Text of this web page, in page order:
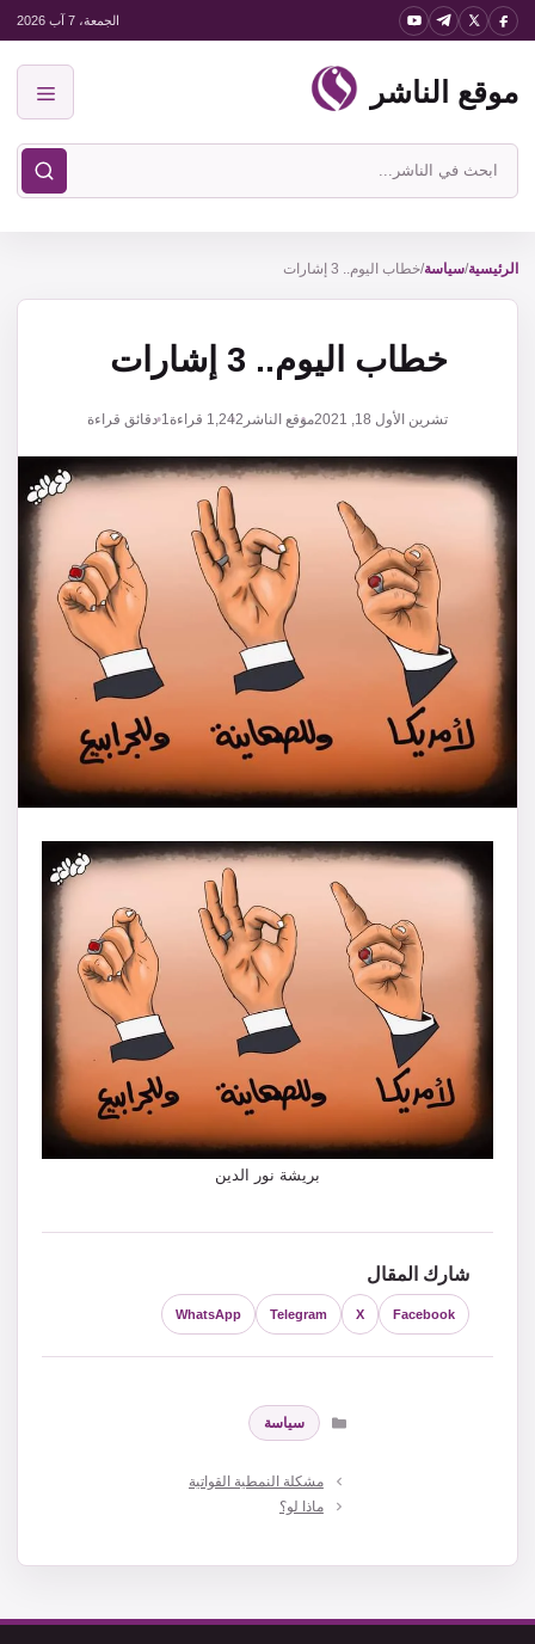
انتقل
المحتوى
الجمعة، 7 آب 2026
موقع الناشر
ابحث
في
الناشر
الرئيسية/سياسة/خطاب اليوم.. 3 إشارات
خطاب اليوم.. 3 إشارات
تشرين الأول 18, 2021 موقع الناشر 1,242 قراءة1 دقائق قراءة
بريشة نور الدين
شارك المقال
Facebook
X
Telegram
WhatsApp
التصنيفات
سياسة
مشكلة النمطية القواتية
ماذا لو؟